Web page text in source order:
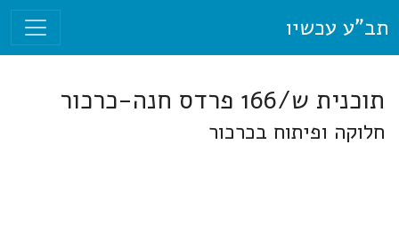
תב"ע עכשיו
תוכנית ש/166 פרדס חנה-כרכור
חלוקה ופיתוח בכרכור